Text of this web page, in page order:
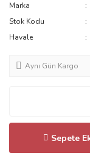
Marka
Stok Kodu
Havale
Aynı Gün Kargo
Sepete